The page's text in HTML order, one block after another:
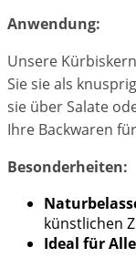
Anwendung:
Unsere
Sie sie als
sie über Salate
Ihre Backwaren
Besonderheiten:
künstlichen
Ideal für